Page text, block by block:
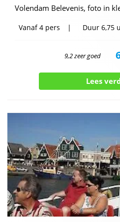
Volendam Belevenis, foto in
Vanaf4 pers Duur 6,75
9,2 zeer goed
Lees